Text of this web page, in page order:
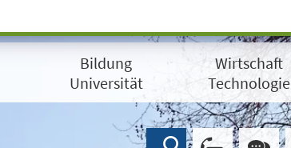
Bildung
Universität
Wirtschaft
Technologie